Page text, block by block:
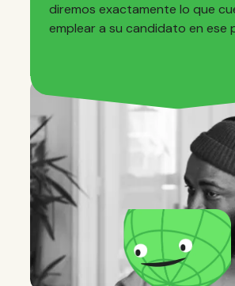
diremos exactamente lo que
emplear a su candidato en ese